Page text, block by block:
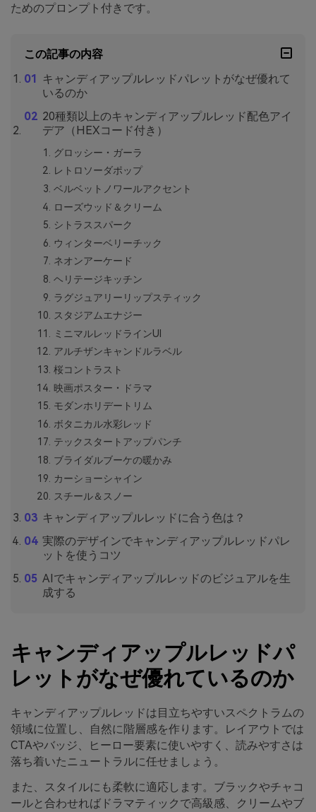
ためのプロンプト付きです。
この記事の内容
キャンディアップルレッドパレットがなぜ優れて
いるのか
20種類以上のキャンディアップルレッド配色アイ
デア（HEXコード付き）
グロッシー・ガーラ
レトロソーダポップ
ベルベットノワールアクセント
ローズウッド＆クリーム
シトラススパーク
ウィンターベリーチック
ネオンアーケード
ヘリテージキッチン
ラグジュアリーリップスティック
スタジアムエナジー
ミニマルレッドラインUI
アルチザンキャンドルラベル
桜コントラスト
映画ポスター・ドラマ
モダンホリデートリム
ボタニカル水彩レッド
テックスタートアップパンチ
ブライダルブーケの暖かみ
カーショーシャイン
スチール＆スノー
キャンディアップルレッドに合う色は？
実際のデザインでキャンディアップルレッドパレ
ットを使うコツ
AIでキャンディアップルレッドのビジュアルを生
成する
キャンディアップルレッドパ
レットがなぜ優れているのか
キャンディアップルレッドは目立ちやすいスペクトラムの
領域に位置し、自然に階層感を作ります。レイアウトでは
CTAやバッジ、ヒーロー要素に使いやすく、読みやすさは
落ち着いたニュートラルに任せましょう。
また、スタイルにも柔軟に適応します。ブラックやチャコ
ールと合わせればドラマティックで高級感、クリームやブ